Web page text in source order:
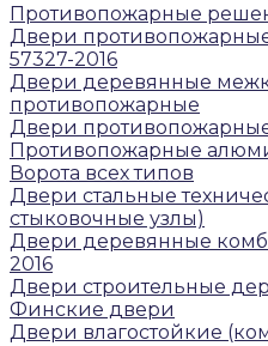
Противопожарные
Двери
57327-2016
Двери деревянные
противопожарные
Двери
Противопожарные
Ворота всех типов
Двери стальные
стыковочные узлы)
Двери деревянные
2016
Двери строительные
Финские двери
Двери влагостойкие